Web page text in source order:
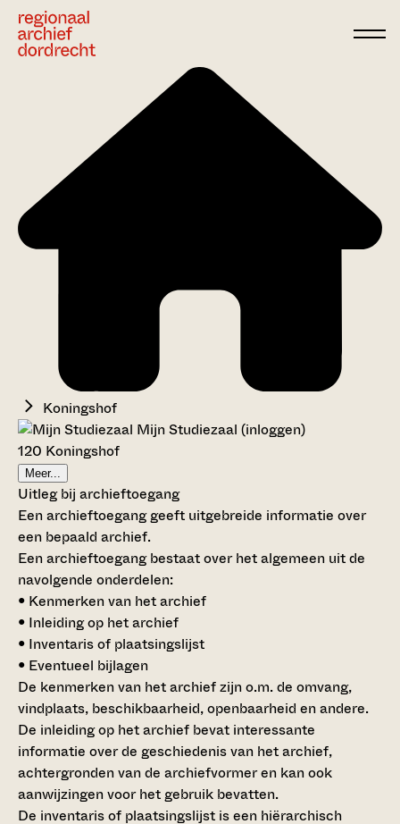
Koningshof
Mijn Studiezaal (inloggen)
120 Koningshof
Meer...
Uitleg bij archieftoegang
Een archieftoegang geeft uitgebreide informatie over
een bepaald archief.
Een archieftoegang bestaat over het algemeen uit de
navolgende onderdelen:
• Kenmerken van het archief
• Inleiding op het archief
• Inventaris of plaatsingslijst
• Eventueel bijlagen
De kenmerken van het archief zijn o.m. de omvang,
vindplaats, beschikbaarheid, openbaarheid en andere.
De inleiding op het archief bevat interessante
informatie over de geschiedenis van het archief,
achtergronden van de archiefvormer en kan ook
aanwijzingen voor het gebruik bevatten.
De inventaris of plaatsingslijst is een hiërarchisch